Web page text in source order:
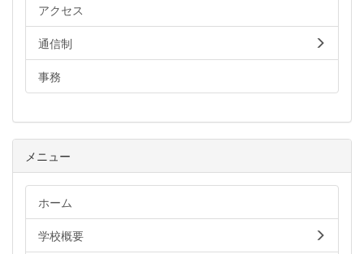
アクセス
通信制
事務
メニュー
ホーム
学校概要